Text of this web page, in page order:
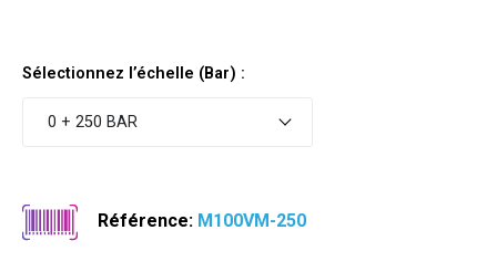
Sélectionnez l’échelle (Bar) :
0 + 250 BAR
Référence: M100VM-250